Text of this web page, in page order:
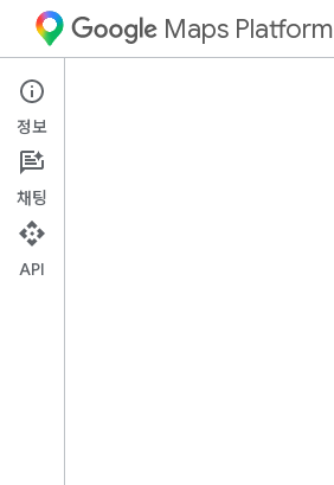
Maps Platform
Android
가이드
정보
채팅
API